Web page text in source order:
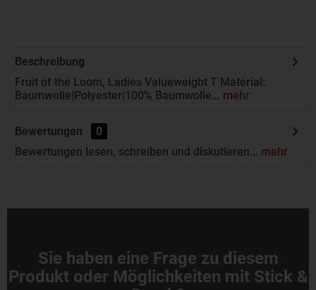
Beschreibung
Fruit of the Loom, Ladies Valueweight T Material:
Baumwolle|Polyester|100% Baumwolle... mehr
Bewertungen
0
Bewertungen lesen, schreiben und diskutieren... mehr
Sie haben eine Frage zu diesem
Produkt oder Möglichkeiten mit Stick &